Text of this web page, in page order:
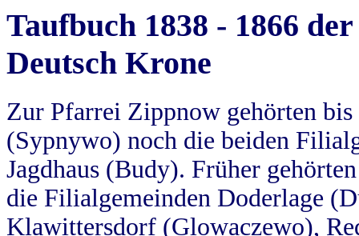
Taufbuch 1838 - 1866
Deutsch Krone
Zur Pfarrei Zippnow gehörten
(Sypnywo) noch die beiden
Jagdhaus (Budy). Früher
die Filialgemeinden Doderlage
Klawittersdorf (Glowaczewo),